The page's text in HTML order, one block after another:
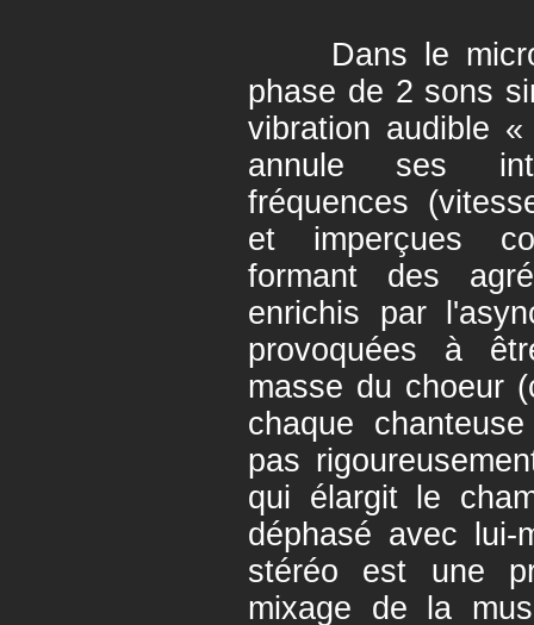
Dans le
phase de 2 sons
vibration audible
annule ses
fréquences
et imperçues
formant des
enrichis par
provoquées à
masse du choeur
chaque
pas
qui élargit le
déphasé avec lui-
stéréo est une
mixage de la